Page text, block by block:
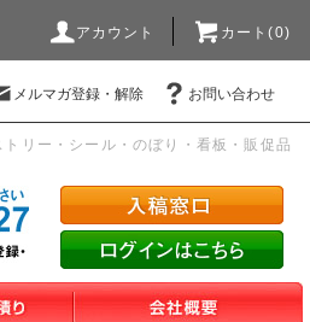
アカウント カート(0)
メルマガ登録・解除 お問い合わせ
リー・シール・のぼり・看板・販促品